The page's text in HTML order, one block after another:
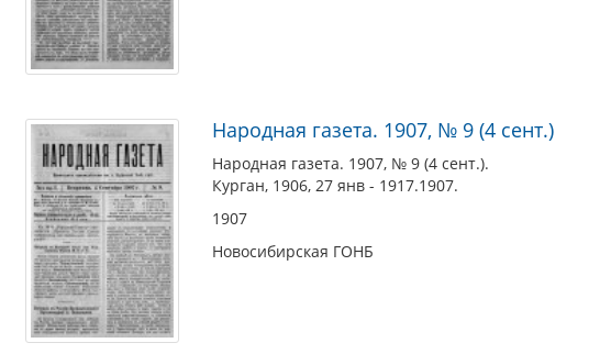
Народная газета. 1907, № 9 (4 сент.)
Народная газета. 1907, № 9 (4 сент.).
Курган, 1906, 27 янв - 1917.1907.
1907
Новосибирская ГОНБ